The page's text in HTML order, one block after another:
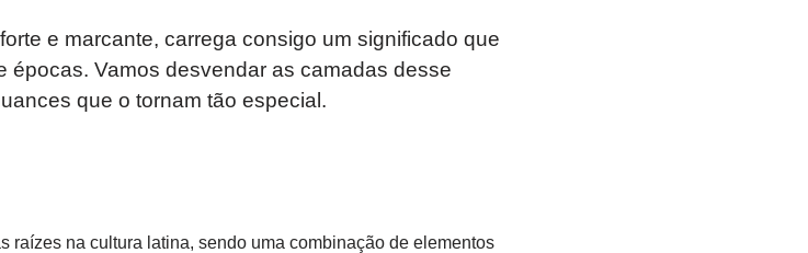
e marcante, carrega consigo um significado que
épocas. Vamos desvendar as camadas desse
que o tornam tão especial.
raízes na cultura latina, sendo uma combinação de elementos